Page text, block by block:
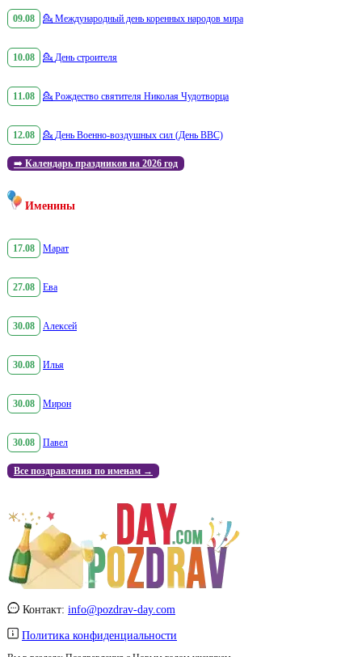
09.08 💁 Международный день коренных народов мира
10.08 💁 День строителя
11.08 💁 Рождество святителя Николая Чудотворца
12.08 💁 День Военно-воздушных сил (День ВВС)
➡️ Календарь праздников на 2026 год
Именины
17.08 Марат
27.08 Ева
30.08 Алексей
30.08 Илья
30.08 Мирон
30.08 Павел
Все поздравления по именам →
Контакт: info@pozdrav-day.com
Политика конфиденциальности